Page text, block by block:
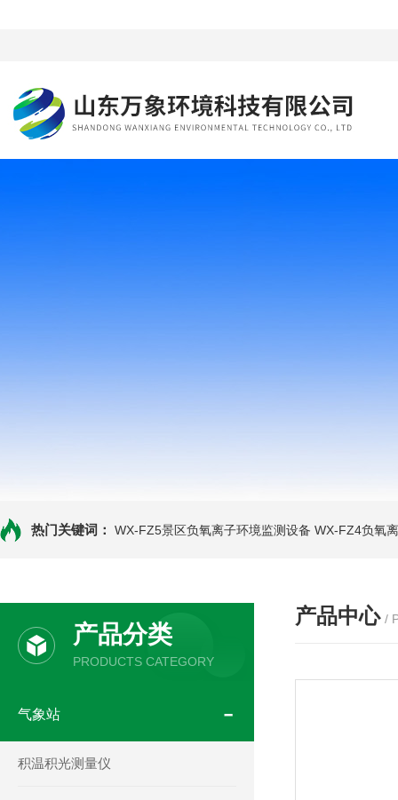
热门关键词： WX-FZ5景区负氧离子环境监测设备 WX-FZ4负氧
产品分类
PRODUCTS CATEGORY
气象站
积温积光测量仪
产品中心 /